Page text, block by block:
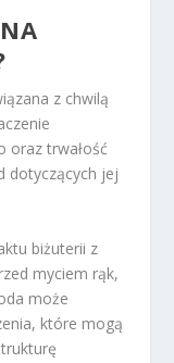
z chwilą
oraz trwałość
dotyczących jej
biżuterii z
myciem rąk,
może
które mogą